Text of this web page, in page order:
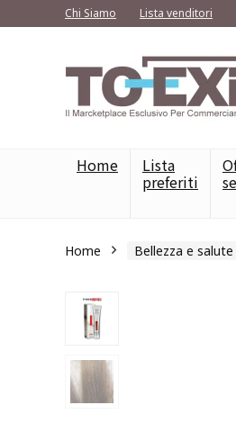
Chi Siamo Lista venditori
Home Lista
preferiti
Home Bellezza e salute